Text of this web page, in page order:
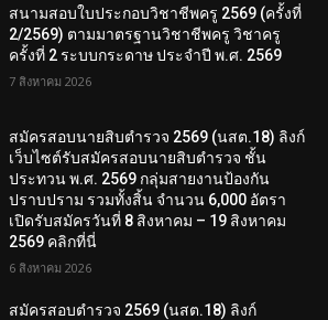
สนามสอบใบประกอบวิชาชีพครู 2569 (ครั้งที่
2/2569) ตามมาตรฐานวิชาชีพครู วิชาครู
ครั้งที่ 2 ระบบกระดาษ ประจำปี พ.ศ. 2569
7 สิงหาคม 2026
สมัครสอบนายสิบตำรวจ 2569 (นสต.18) ลิงก์
เว็บไซต์รับสมัครสอบนายสิบตำรวจ ชั้น
ประทวน พ.ศ. 2569 กลุ่มสายงานป้องกัน
ปราบปราม รวมทั้งสิ้น จำนวน 6,000 อัตรา
เปิดรับสมัครวันที่ 8 สิงหาคม – 19 สิงหาคม
2569 คลิกที่นี่
6 สิงหาคม 2026
สมัครสอบตํารวจ 2569 (นสต.18) ลิงก์